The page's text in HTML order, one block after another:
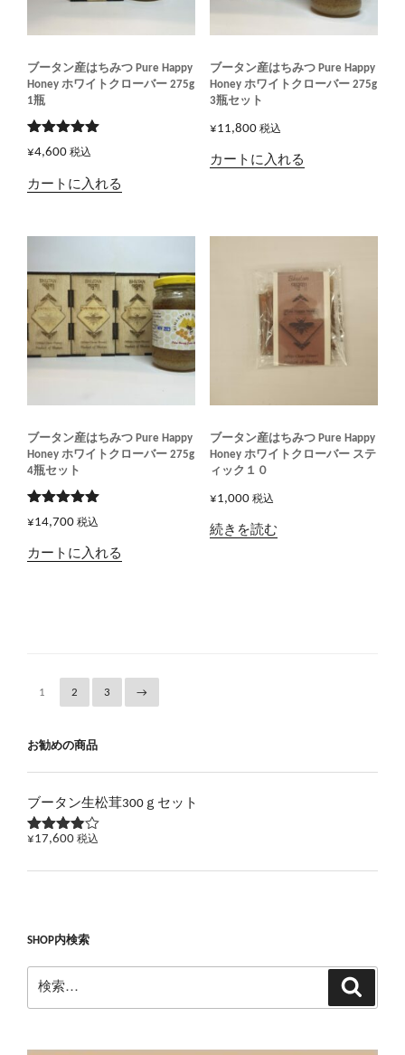
ブータン産はちみつ Pure Happy
Honey ホワイトクローバー 275g
1瓶
5段階で
5.00の評価
¥4,600 税込
カートに入れる
ブータン産はちみつ Pure Happy
Honey ホワイトクローバー 275g
3瓶セット
¥11,800 税込
カートに入れる
ブータン産はちみつ Pure Happy
Honey ホワイトクローバー 275g
4瓶セット
5段階で
5.00の評価
¥14,700 税込
カートに入れる
ブータン産はちみつ Pure Happy
Honey ホワイトクローバー ステ
ィック１０
¥1,000 税込
続きを読む
1 2 3 →
お勧めの商品
ブータン生松茸300ｇセット
5段階で
評価
¥17,600 税込
SHOP内検索